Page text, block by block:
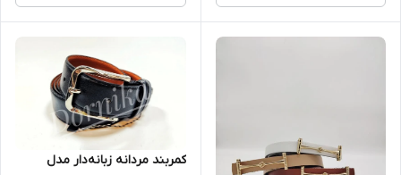
کمربند مردانه زبانه‌دار مدل